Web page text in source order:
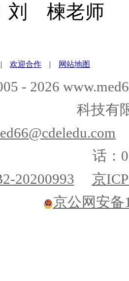
刘 楝老师
欢迎合作 网站地图
- 2026
科技有
话：
20200993
京
京公网安备